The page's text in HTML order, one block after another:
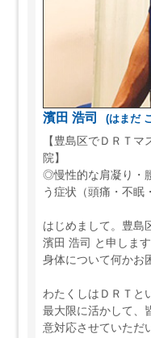
濱田 浩司
(はまだ
【豊島区でＤＲＴ
院】
◎慢性的な肩凝り・
う症状（頭痛・不眠
はじめまして。豊島
濱田 浩司 と申します
身体について何かお
わたくしはＤＲＴと
最大限に活かして、
意対応させていただ